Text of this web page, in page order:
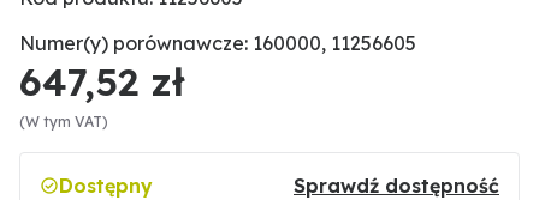
Numer(y) porównawcze: 160000, 11256605
647,52 zł
(W tym VAT)
Dostępny Sprawdź dostępność